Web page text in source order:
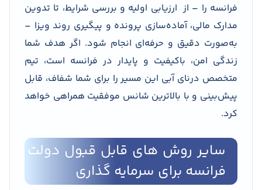
فرانسه را – از ارزیابی اولیه و بررسی شرایط، تا تدوین
مدارک مالی، آماده‌سازی پرونده و پیگیری روند ویزا –
به‌صورت دقیق و حرفه‌ای انجام شود. اگر هدف شما
زندگی امن، باکیفیت و پایدار در فرانسه است، تیم
متخصص درنای آبی این مسیر را برای شما شفاف، قابل
پیش‌بینی و با بالاترین شانس موفقیت همراهی خواهد
کرد.
سایر روش های قابل قبول دولت
فرانسه برای سرمایه گذاری